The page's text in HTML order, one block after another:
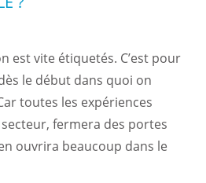
est vite étiquetés. C’est pour
le début dans quoi on
toutes les expériences
fermera des portes
ouvrira beaucoup dans le